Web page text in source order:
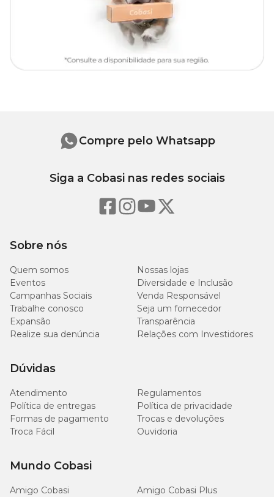
Cachorro
Tradicional
Sobre nós
Quem somos
Nossas lojas
Eventos
Diversidade e Inclusão
Campanhas Sociais
Venda Responsável
Trabalhe conosco
Seja um fornecedor
Expansão
Transparência
Realize sua denúncia
Relações com Investidores
Dúvidas
Atendimento
Regulamentos
Política de entregas
Política de privacidade
Formas de pagamento
Trocas e devoluções
Troca Fácil
Ouvidoria
Mundo Cobasi
Amigo Cobasi
Amigo Cobasi Plus
Compre pelo Whatsapp
Siga a Cobasi nas redes sociais